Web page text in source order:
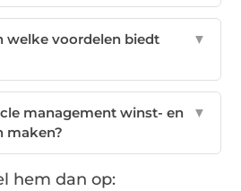
welke voordelen biedt
▼
management winst- en
maken?
▼
hem dan op: